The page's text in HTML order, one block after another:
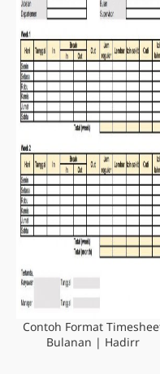
Contoh Format
Bulanan | Hadirr